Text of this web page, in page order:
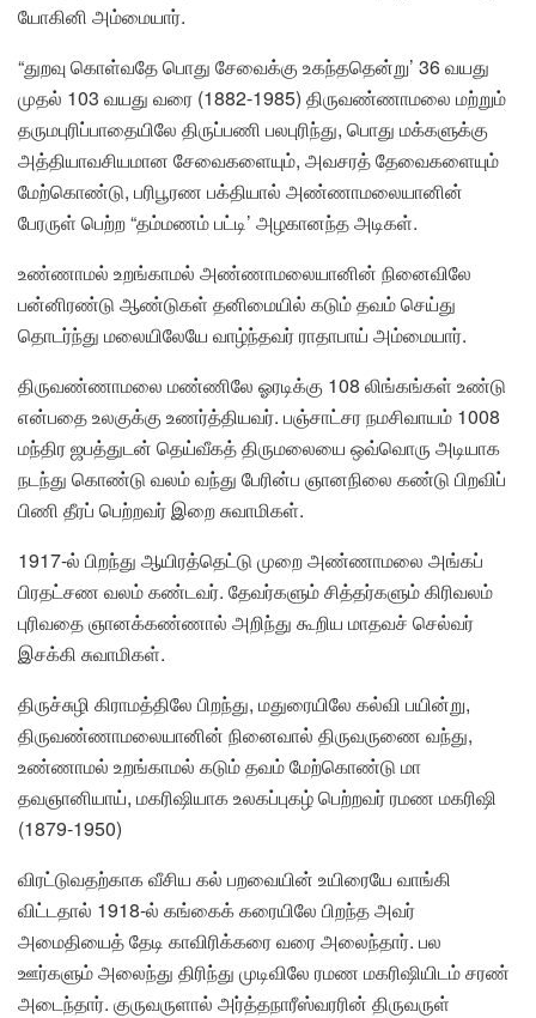
யோகினி அம்மையார்.
“துறவு கொள்வதே பொது சேவைக்கு உகந்ததென்று’ 36 வயது
முதல் 103 வயது வரை (1882-1985) திருவண்ணாமலை மற்றும்
தருமபுரிப்பாதையிலே திருப்பணி பலபுரிந்து, பொது மக்களுக்கு
அத்தியாவசியமான சேவைகளையும், அவசரத் தேவைகளையும்
மேற்கொண்டு, பரிபூரண பக்தியால் அண்ணாமலையானின்
பேரருள் பெற்ற “தம்மணம் பட்டி’ அழகானந்த அடிகள்.
உண்ணாமல் உறங்காமல் அண்ணாமலையானின் நினைவிலே
பன்னிரண்டு ஆண்டுகள் தனிமையில் கடும் தவம் செய்து
தொடர்ந்து மலையிலேயே வாழ்ந்தவர் ராதாபாய் அம்மையார்.
திருவண்ணாமலை மண்ணிலே ஓரடிக்கு 108 லிங்கங்கள் உண்டு
என்பதை உலகுக்கு உணர்த்தியவர். பஞ்சாட்சர நமசிவாயம் 1008
மந்திர ஜபத்துடன் தெய்வீகத் திருமலையை ஒவ்வொரு அடியாக
நடந்து கொண்டு வலம் வந்து பேரின்ப ஞானநிலை கண்டு பிறவிப்
பிணி தீரப் பெற்றவர் இறை சுவாமிகள்.
1917-ல் பிறந்து ஆயிரத்தெட்டு முறை அண்ணாமலை அங்கப்
பிரதட்சண வலம் கண்டவர். தேவர்களும் சித்தர்களும் கிரிவலம்
புரிவதை ஞானக்கண்ணால் அறிந்து கூறிய மாதவச் செல்வர்
இசக்கி சுவாமிகள்.
திருச்சுழி கிராமத்திலே பிறந்து, மதுரையிலே கல்வி பயின்று,
திருவண்ணாமலையானின் நினைவால் திருவருணை வந்து,
உண்ணாமல் உறங்காமல் கடும் தவம் மேற்கொண்டு மா
தவஞானியாய், மகரிஷியாக உலகப்புகழ் பெற்றவர் ரமண மகரிஷி
(1879-1950)
விரட்டுவதற்காக வீசிய கல் பறவையின் உயிரையே வாங்கி
விட்டதால் 1918-ல் கங்கைக் கரையிலே பிறந்த அவர்
அமைதியைத் தேடி காவிரிக்கரை வரை அலைந்தார். பல
ஊர்களும் அலைந்து திரிந்து முடிவிலே ரமண மகரிஷியிடம் சரண்
அடைந்தார். குருவருளால் அர்த்தநாரீஸ்வரரின் திருவருள்